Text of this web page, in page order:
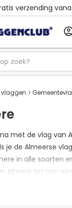
verzending
met de vlag van
je de Almeerse
in alle soorten
Almere tot aan
je vlag er nog niet